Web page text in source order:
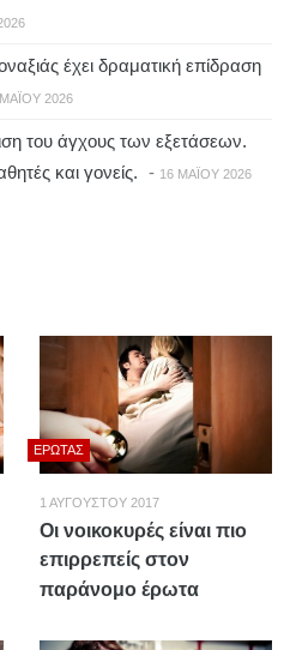
έχει δραματική επίδραση
2026
του άγχους των εξετάσεων.
και γονείς. - 16 ΜΑΪ́ΟΥ 2026
ΈΡΩΤΑΣ
1 ΑΥΓΟΎΣΤΟΥ 2017
Οι νοικοκυρές είναι πιο
επιρρεπείς στον
παράνομο έρωτα